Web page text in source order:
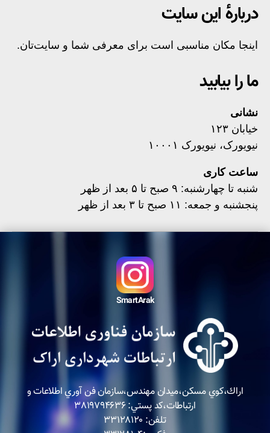
دربارهٔ این سایت
اینجا مکان مناسبی است برای معرفی شما و سایت‌تان.
ما را بیابید
نشانی
خیابان ۱۲۳
نیویورک، نیویورک ۱۰۰۰۱
ساعت کاری
شنبه تا چهارشنبه: ۹ صبح تا ۵ بعد از ظهر
پنجشنبه و جمعه: ۱۱ صبح تا ۳ بعد از ظهر
SmartArak
اراك،كوي مسكن،ميدان مهندس،سازمان فن آوري اطلاعات و
ارتباطات،كد پستي: ٣٨١٩٧٩٤٦٣٦
تلفن: ٣٣١٢٨١٢٠